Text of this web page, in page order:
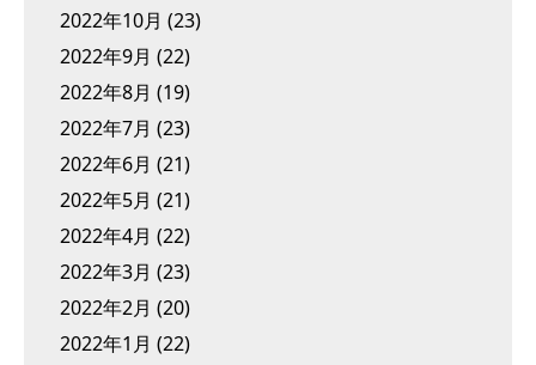
2022年10月 (23)
2022年9月 (22)
2022年8月 (19)
2022年7月 (23)
2022年6月 (21)
2022年5月 (21)
2022年4月 (22)
2022年3月 (23)
2022年2月 (20)
2022年1月 (22)